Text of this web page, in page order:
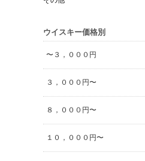
ウイスキー価格別
〜３，０００円
３，０００円〜
８，０００円〜
１０，０００円〜